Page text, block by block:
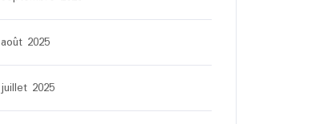
août 2025
juillet 2025